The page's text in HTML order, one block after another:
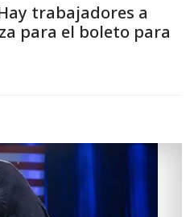
trabajadores a
para el boleto para